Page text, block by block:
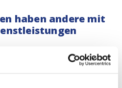
haben andere mit
befassen sich mit ernsten